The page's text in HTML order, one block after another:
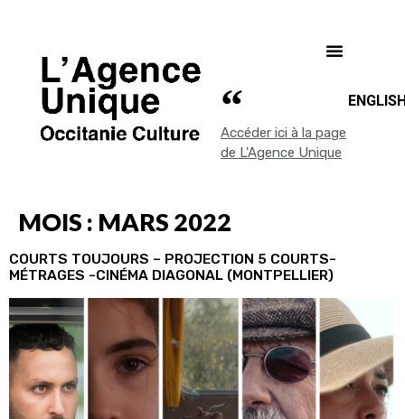
Accéder ici à la page
de L'Agence Unique
MOIS : MARS 2022
COURTS TOUJOURS – PROJECTION 5 COURTS-
MÉTRAGES -CINÉMA DIAGONAL (MONTPELLIER)